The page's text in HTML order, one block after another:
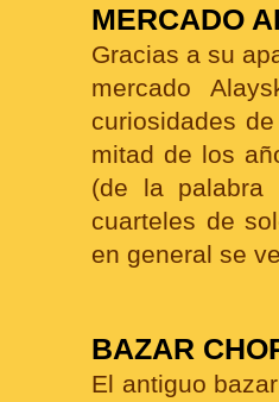
MERCADO
Gracias a su
mercado
curiosidades
mitad de los
(de la palabra
cuarteles de
en general se
BAZAR
El antiguo